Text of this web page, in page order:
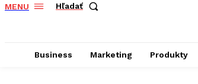
MENU Hľadať
Business Marketing Produkty